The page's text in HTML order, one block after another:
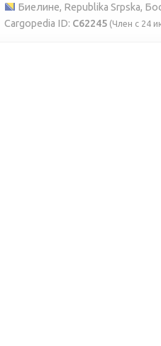
Биелине, Republika Srpska,
Cargopedia ID: C62245 (Член с 24